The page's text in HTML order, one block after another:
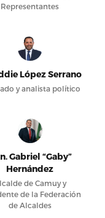
Representantes
López Serrano
y analista político
Gabriel “Gaby”
Hernández
de Camuy y
de la Federación
de Alcaldes